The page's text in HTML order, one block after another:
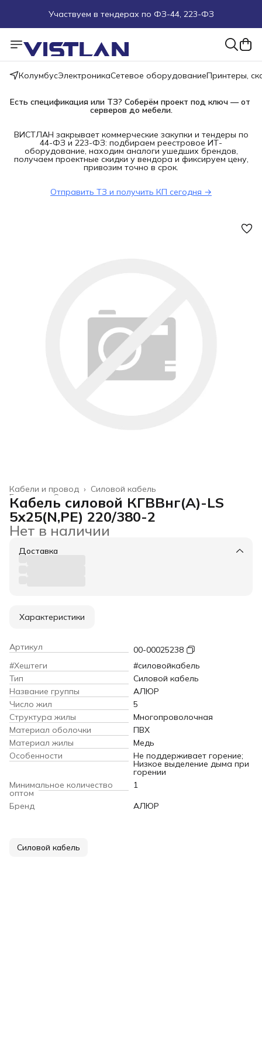
Участвуем в тендерах по ФЗ-44, 223-ФЗ
КолумбусЭлектроникаСетевое оборудованиеПринтеры,
Есть спецификация или ТЗ? Соберём проект под ключ — от
серверов до мебели.
ВИСТЛАН закрывает коммерческие закупки и тендеры по
44-ФЗ и 223-ФЗ: подбираем реестровое ИТ-
оборудование, находим аналоги ушедших брендов,
получаем проектные скидки у вендора и фиксируем цену,
привозим точно в срок.
Отправить ТЗ и получить КП сегодня →
Силовой кабель
Кабели и провод ›
Строительство и ремонт ›
Главная
Кабель силовой КГВВнг(А)-LS
5х25(N,PE) 220/380-2
Нет в наличии
Доставка
Характеристики
Артикул
00-00025238
#Хештеги
#силовойкабель
Тип
Силовой кабель
Название группы
АЛЮР
Число жил
5
Структура жилы
Многопроволочная
Материал оболочки
ПВХ
Материал жилы
Медь
Особенности
Не поддерживает горение;
Низкое выделение дыма при
горении
Минимальное количество
оптом
1
Бренд
АЛЮР
Силовой кабель